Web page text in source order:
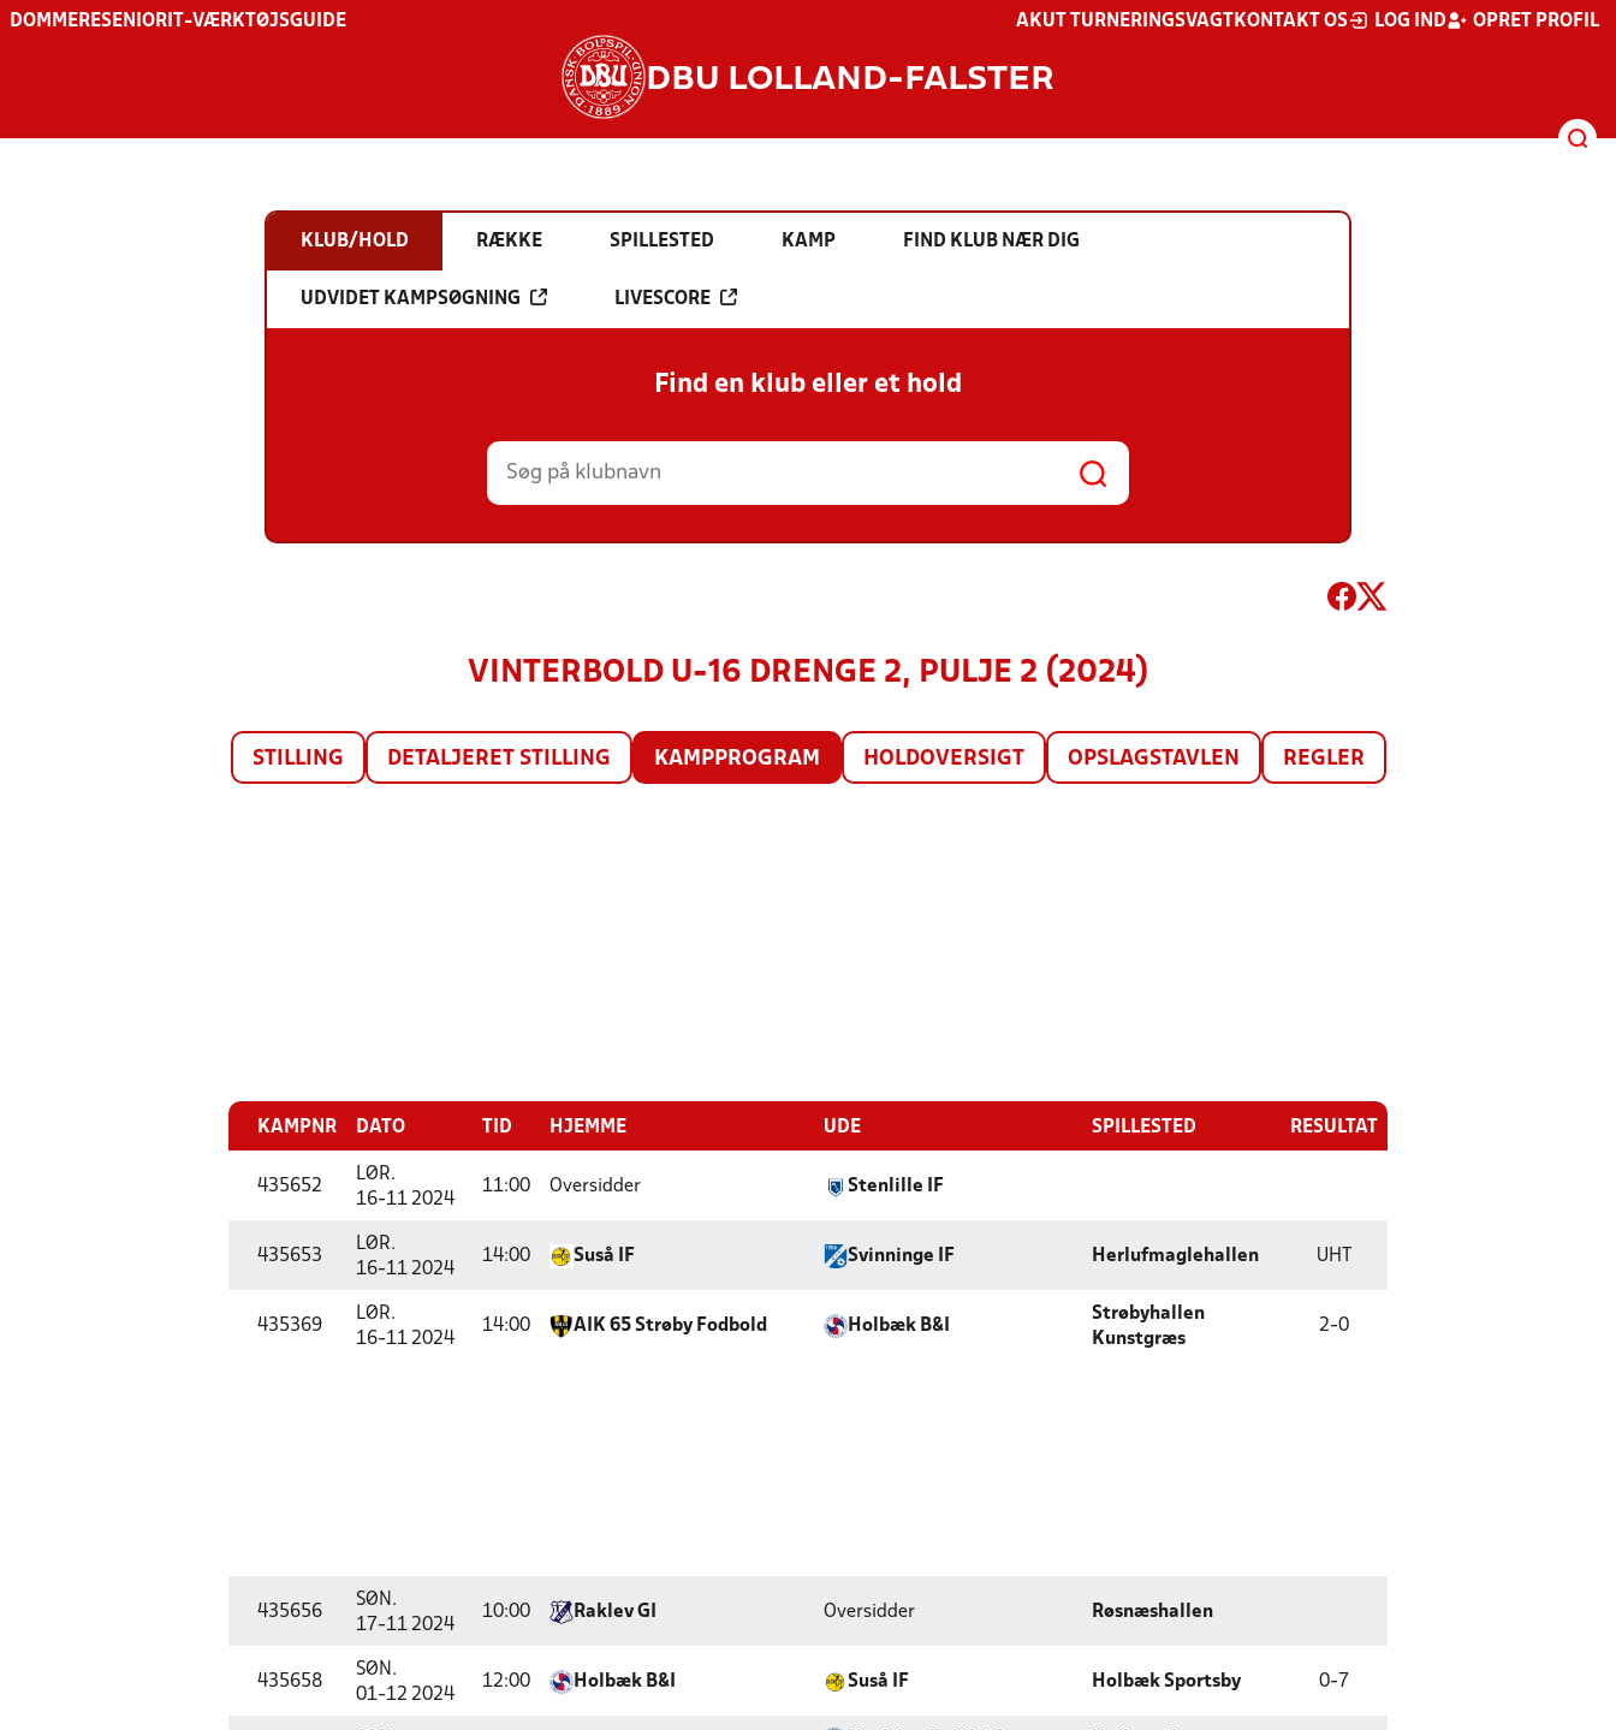
DOMMERESENIOR IT-VÆRKTØJSGUIDE AKUT TURNERINGSVAGT KONTAKT OS LOG IND OPRET PROFIL
DBU LOLLAND-FALSTER
KLUB/HOLD RÆKKE SPILLESTED KAMP FIND KLUB NÆR DIG
UDVIDET KAMPSØGNING LIVESCORE
Find en klub eller et hold
VINTERBOLD U-16 DRENGE 2, PULJE 2 (2024)
STILLING DETALJERET STILLING KAMPPROGRAM HOLDOVERSIGT OPSLAGSTAVLEN REGLER
KAMPNR DATO TID HJEMME UDE SPILLESTED RESULTAT
435652
LØR.
16-11 2024
11:00 Oversidder Stenlille IF
435653
LØR.
16-11 2024
14:00 Suså IF Svinninge IF Herlufmaglehallen UHT
435369
LØR.
16-11 2024
14:00 AIK 65 Strøby Fodbold Holbæk B&I
Strøbyhallen
Kunstgræs
2-0
435656
SØN.
17-11 2024
10:00 Raklev GI Oversidder Røsnæshallen
435658
SØN.
01-12 2024
12:00 Holbæk B&I Suså IF Holbæk Sportsby 0- 7